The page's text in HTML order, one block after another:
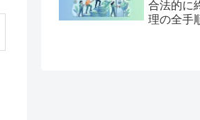
合法的に
理の全手